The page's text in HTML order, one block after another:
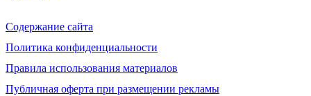
Содержание сайта
Политика конфиденциальности
Правила использования материалов
Публичная оферта при размещении рекламы